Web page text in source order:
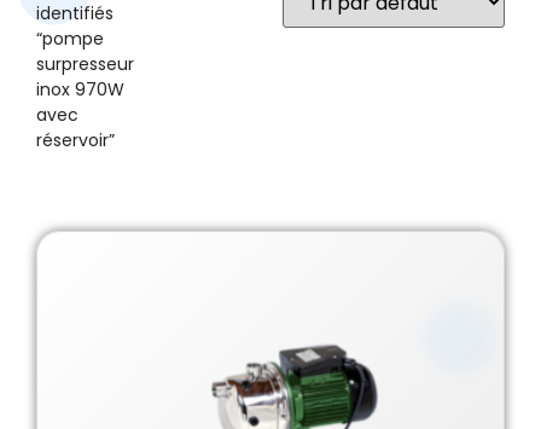
identifiés
“pompe
surpresseur
inox 970W
avec
réservoir”